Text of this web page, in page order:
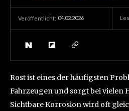
Veröffentlicht: 04.02.2026
Rost ist eines der häufigsten
Fahrzeugen und sorgt bei vielen
Sichtbare Korrosion wird oft